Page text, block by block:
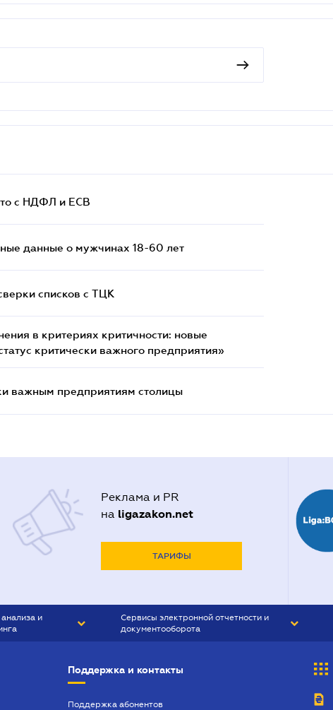
с НДФЛ и ЕСВ
данные о мужчинах 18-60 лет
списков c ТЦК
в критериях критичности: новые
критически важного предприятия»
важным предприятиям столицы
Реклама и PR
на ligazakon.net
ТАРИФЫ
и
Сервисы электронной отчетности и
документооборота
Поддержка и контакты
Поддержка абонентов